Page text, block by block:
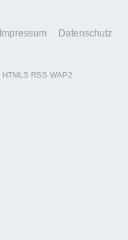
Impressum Datenschutz
HTML5 RSS WAP2